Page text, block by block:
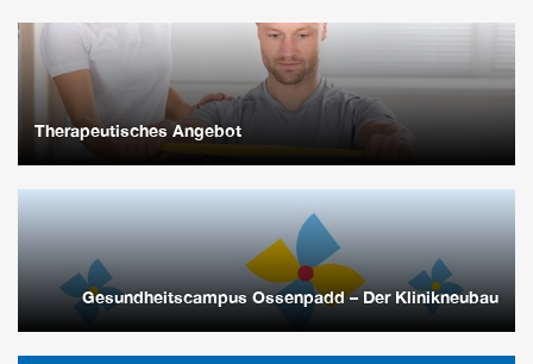
Therapeutisches Angebot
Gesundheitscampus Ossenpadd – Der Klinikneubau